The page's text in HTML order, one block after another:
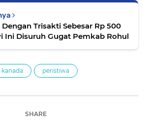
Trisakti Sebesar Rp 500
Ini Disuruh Gugat Pemkab Rohul
kanada peristiwa
SHARE